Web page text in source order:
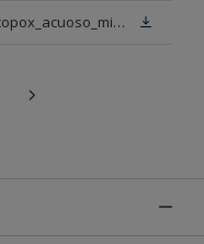
ficha_seguridad_pr_es_es_procopox_acuoso_mix_bn.pdf